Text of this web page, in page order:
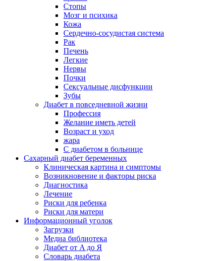
Стопы
Мозг и психика
Кожа
Сердечно-сосудистая система
Рак
Печень
Легкие
Нервы
Почки
Сексуальные дисфункции
Зубы
Диабет в повседневной жизни
Профессия
Желание иметь детей
Возраст и уход
жара
С диабетом в больнице
Сахарный диабет беременных
Клиническая картина и симптомы
Возникновение и факторы риска
Диагностика
Лечение
Риски для ребенка
Риски для матери
Информационный уголок
Загрузки
Медиа библиотека
Диабет от A до Я
Словарь диабета